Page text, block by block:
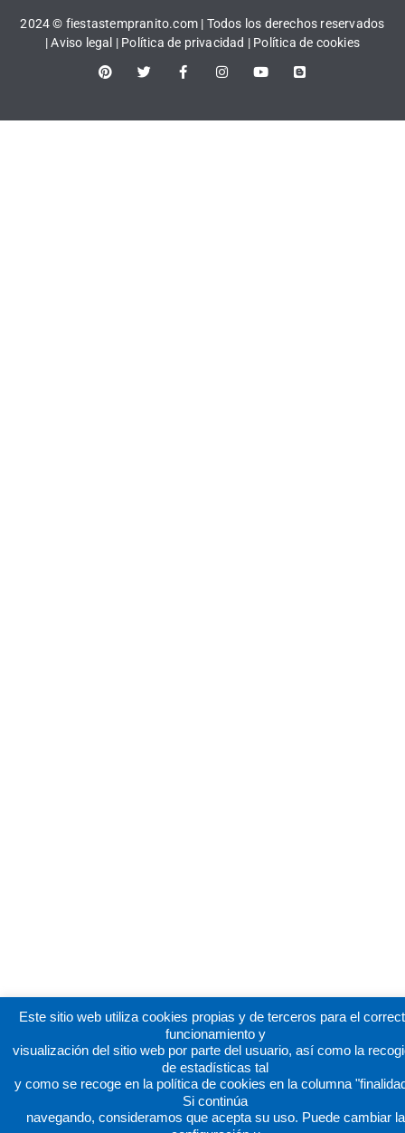
2024 © fiestastempranito.com | Todos los derechos reservados
|Aviso legal | Política de privacidad | Política de cookies
Este sitio web utiliza cookies propias y de terceros para el
funcionamiento y
visualización del sitio web por parte del usuario, así como la
de estadísticas tal
y como se recoge en la política de cookies en la columna
Si continúa
navegando, consideramos que acepta su uso. Puede cambiar la